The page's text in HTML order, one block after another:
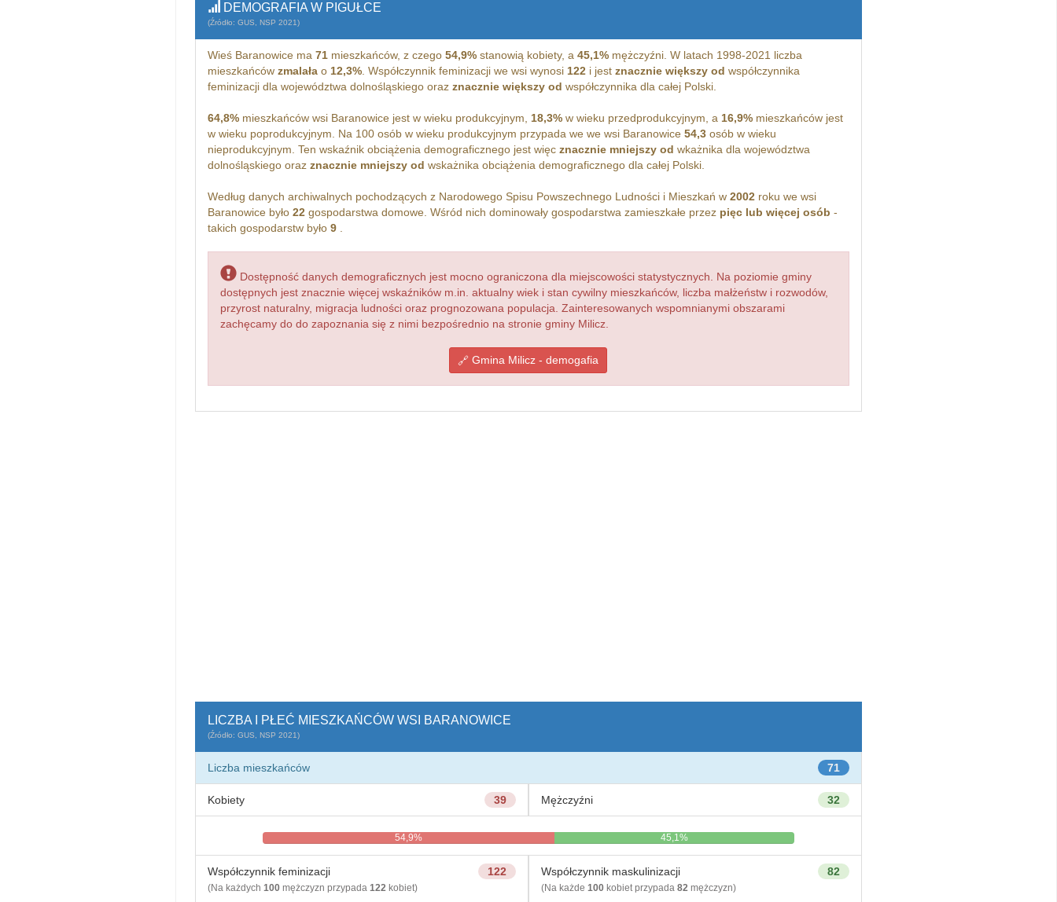
DEMOGRAFIA W PIGUŁCE
(Źródło: GUS, NSP 2021)
Wieś Baranowice ma 71mieszkańców, z czego 54,9%stanowią kobiety, a 45,1%mężczyźni. W latach 1998-2021 liczba
mieszkańców zmalałao 12,3%. Współczynnik feminizacji we wsi wynosi 122i jest znacznie większy od współczynnika
feminizacji dla województwa dolnośląskiego oraz znacznie większy od współczynnika dla całej Polski.
64,8%mieszkańców wsi Baranowice jest w wieku produkcyjnym, 18,3%w wieku przedprodukcyjnym, a 16,9%mieszkańców jest
w wieku poprodukcyjnym. Na 100 osób w wieku produkcyjnym przypada we we wsi Baranowice 54,3osób w wieku
nieprodukcyjnym. Ten wskaźnik obciążenia demograficznego jest więc znacznie mniejszy od wkażnika dla województwa
dolnośląskiego oraz znacznie mniejszy od wskażnika obciążenia demograficznego dla całej Polski.
Według danych archiwalnych pochodzących z Narodowego Spisu Powszechnego Ludności i Mieszkań w 2002roku we wsi
Baranowice było 22gospodarstwa domowe. Wśród nich dominowały gospodarstwa zamieszkałe przez pięc lub więcej osób -
takich gospodarstw było 9.
Dostępność danych demograficznych jest mocno ograniczona dla miejscowości statystycznych. Na poziomie gminy
dostępnych jest znacznie więcej wskaźników m.in. aktualny wiek i stan cywilny mieszkańców, liczba małżeństw i rozwodów,
przyrost naturalny, migracja ludności oraz prognozowana populacja. Zainteresowanych wspomnianymi obszarami
zachęcamy do do zapoznania się z nimi bezpośrednio na stronie gminy Milicz.
Gmina Milicz - demogafia
LICZBA I PŁEĆ MIESZKAŃCÓW WSI BARANOWICE
(Źródło: GUS, NSP 2021)
71
Liczba mieszkańców
39
Kobiety 32
Mężczyźni
54,9% 45,1%
122
Współczynnik feminizacji
(Na każdych 100mężczyzn przypada 122kobiet)
82
Współczynnik maskulinizacji
(Na każde 100kobiet przypada 82mężczyzn)